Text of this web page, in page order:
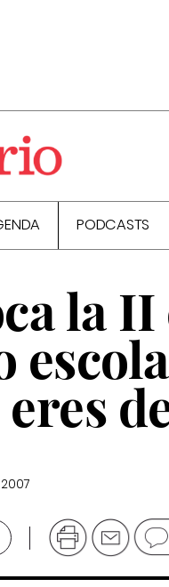
PODCASTS
la